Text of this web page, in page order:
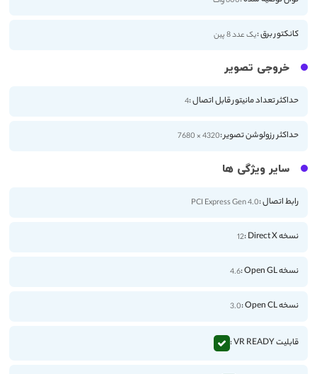
کانکتور برق :یک عدد 8 پین
خروجی تصویر
حداکثر تعداد مانیتور قابل اتصال :4
حداکثر رزولوشن تصویر :4320 × 7680
سایر ویژگی ها
رابط اتصال :PCI Express Gen 4.0
نسخه Direct X : 12
نسخه Open GL : 4.6
نسخه Open CL : 3.0
قابلیت VR READY :